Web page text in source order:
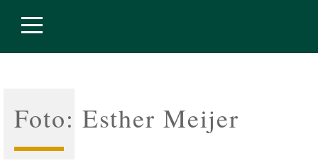
Foto: Esther Meijer